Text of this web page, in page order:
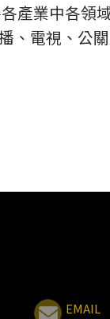
產業中各領
、電視、公
EMAIL